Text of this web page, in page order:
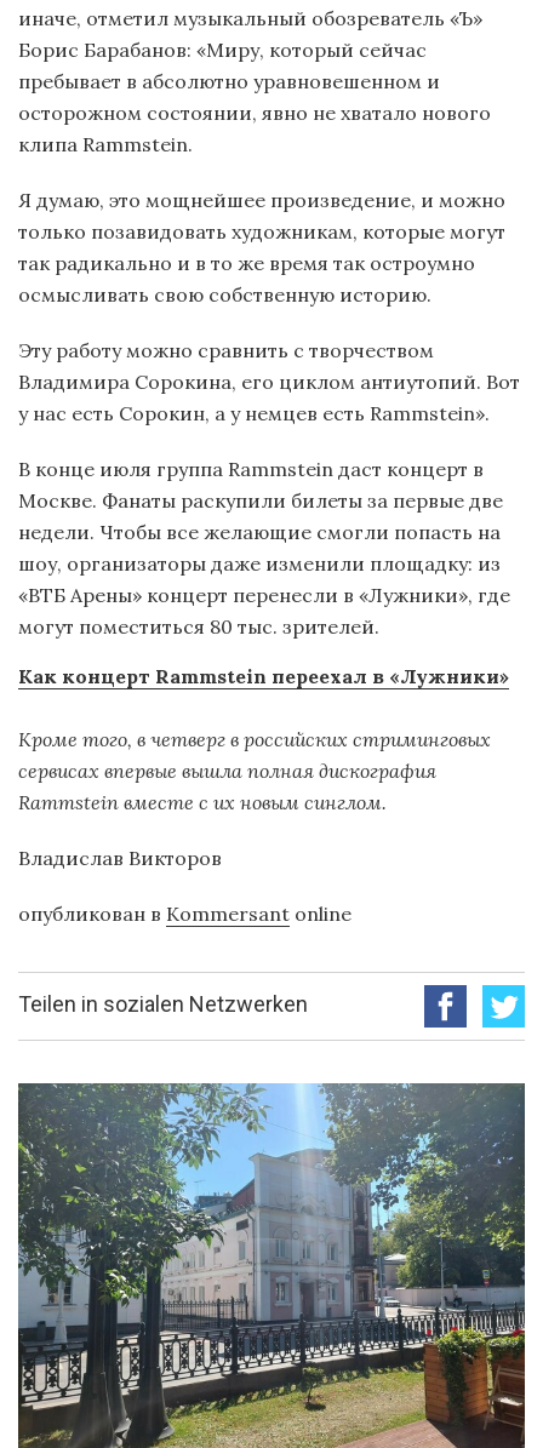
иначе, отметил музыкальный обозреватель «Ъ»
Борис Барабанов: «Миру, который сейчас
пребывает в абсолютно уравновешенном и
осторожном состоянии, явно не хватало нового
клипа Rammstein.
Я думаю, это мощнейшее произведение, и можно
только позавидовать художникам, которые могут
так радикально и в то же время так остроумно
осмысливать свою собственную историю.
Эту работу можно сравнить с творчеством
Владимира Сорокина, его циклом антиутопий. Вот
у нас есть Сорокин, а у немцев есть Rammstein».
В конце июля группа Rammstein даст концерт в
Москве. Фанаты раскупили билеты за первые две
недели. Чтобы все желающие смогли попасть на
шоу, организаторы даже изменили площадку: из
«ВТБ Арены» концерт перенесли в «Лужники», где
могут поместиться 80 тыс. зрителей.
Как концерт Rammstein переехал в «Лужники»
Кроме того, в четверг в российских стриминговых
сервисах впервые вышла полная дискография
Rammstein вместе с их новым синглом.
Владислав Викторов
опубликован в Kommersant online
Teilen in sozialen Netzwerken